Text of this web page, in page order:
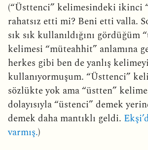
(“Üsttenci” kelimesindeki ikinci
rahatsız etti mi? Beni etti valla.
sık sık kullanıldığını gördüğüm
kelimesi “müteahhit” anlamına
herkes gibi ben de yanlış kelimeyi
kullanıyormuşum. “Üsttenci”
sözlükte yok ama “üstten”
dolayısıyla “üstenci” demek
demek daha mantıklı geldi.
varmış.)